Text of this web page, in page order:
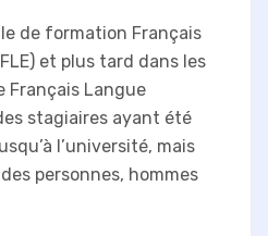
de formation Français
et plus tard dans les
Français Langue
stagiaires ayant été
l’université, mais
personnes, hommes